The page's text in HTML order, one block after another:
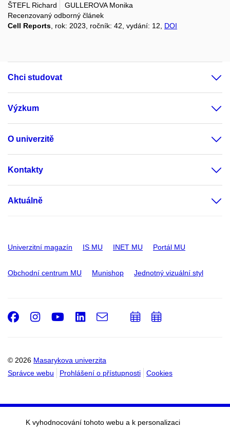
ŠTEFL Richard
GULLEROVA Monika
Recenzovaný odborný článek
Cell Reports, rok: 2023, ročník: 42, vydání: 12, DOI
Chci studovat
Výzkum
O univerzitě
Kontakty
Aktuálně
Univerzitní magazín IS MU INET MU Portál MU
Obchodní centrum MU Munishop Jednotný vizuální styl
© 2026 Masarykova univerzita
Správce webu
Prohlášení o přístupnosti Cookies
Facebook
Instagram
Youtube
LinkedIn
e-
PřidatPřidat
K vyhodnocování tohoto webu a k personalizaci